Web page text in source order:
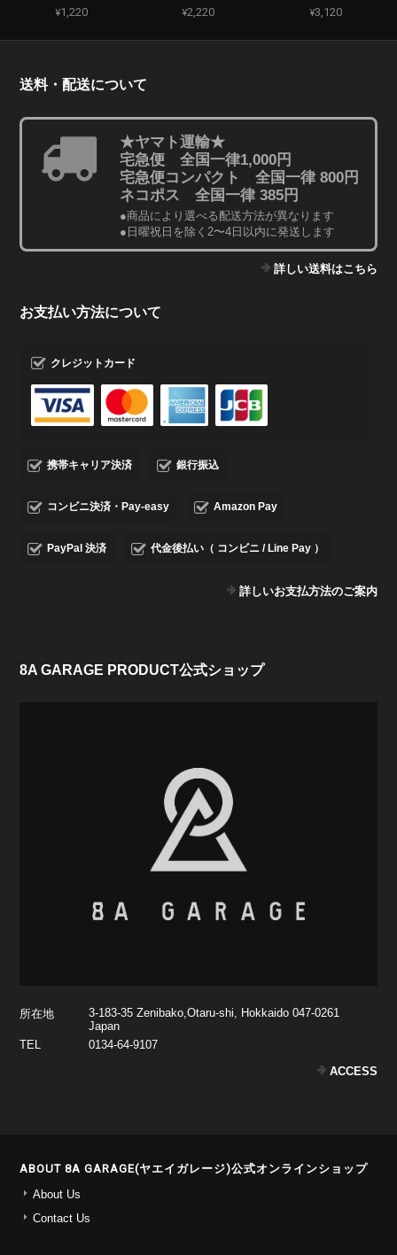
¥1,220 ¥2,220 ¥3,120
送料・配送について
★ヤマト運輸★
宅急便 全国一律1,000円
宅急便コンパクト 全国一律 800円
ネコポス 全国一律 385円
●商品により選べる配送方法が異なります
●日曜祝日を除く2〜4日以内に発送します
詳しい送料はこちら
お支払い方法について
クレジットカード
携帯キャリア決済 銀行振込
コンビニ決済・Pay-easy Amazon Pay
PayPal 決済 代金後払い（ コンビニ / Line Pay ）
詳しいお支払方法のご案内
8A GARAGE PRODUCT公式ショップ
所在地
3-183-35 Zenibako,Otaru-shi, Hokkaido 047-0261
Japan
TEL
0134-64-9107
ACCESS
ABOUT 8A GARAGE(ヤエイガレージ)公式オンラインショップ
About Us
Contact Us